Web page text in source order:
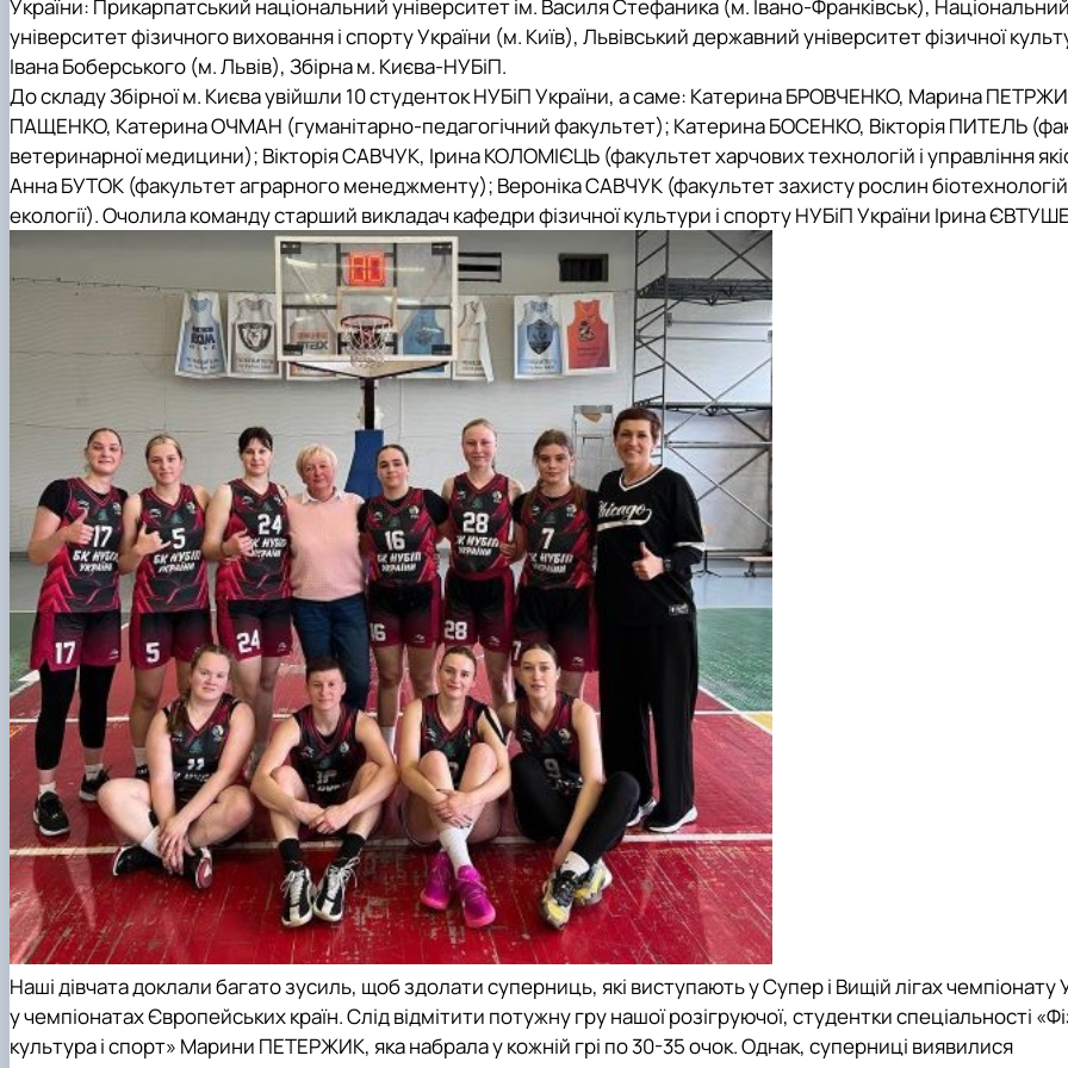
України: Прикарпатський національний університет ім. Василя Стефаника (м. Івано-Франківськ), Національний
університет фізичного виховання і спорту України (м. Київ), Львівський державний університет фізичної
Івана Боберського (м. Львів), Збірна м. Києва-НУБіП.
До складу Збірної м. Києва увійшли 10 студентокНУБіП України, а саме: Катерина БРОВЧЕНКО, Марина
ПАЩЕНКО, Катерина ОЧМАН (гуманітарно-педагогічний факультет); Катерина БОСЕНКО, Вікторія ПИТЕЛЬ
ветеринарної медицини); Вікторія САВЧУК, Ірина КОЛОМІЄЦЬ (факультет харчових технологій і управління
Анна БУТОК (факультет аграрного менеджменту); Вероніка САВЧУК (факультет захисту рослин біотехнологій
екології). Очолила команду старший викладач кафедри фізичної культури і спорту НУБіП України Ірина
Наші дівчата доклали багато зусиль, щоб здолати суперниць, які виступають у Супер і Вищій лігах чемпіонату
у чемпіонатах Європейських країн. Слід відмітити потужну гру нашої розігруючої, студенткиспеціальності
культура і спорт» Марини ПЕТЕРЖИК, яка набрала у кожній грі по 30-35 очок. Однак, суперниці виявилися